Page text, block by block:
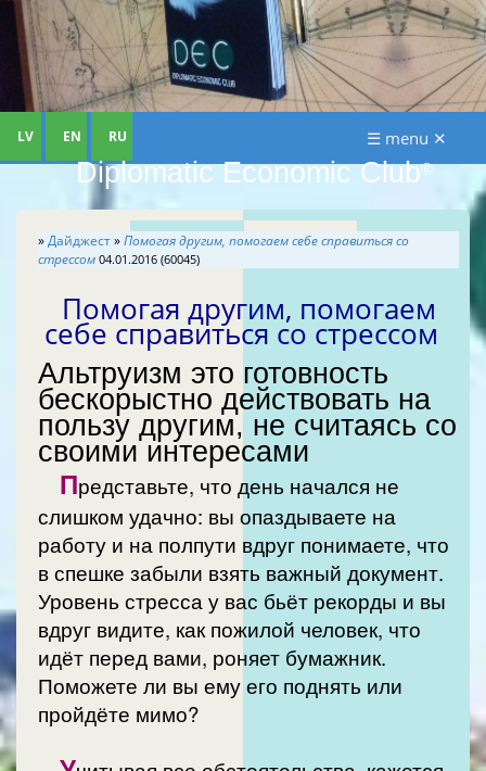
Diplomatic Economic Club®
LV EN RU ☰ menu ✕
»Дайджест»Помогая другим, помогаем себе справиться со
стрессом 04.01.2016 (60045)
Помогая другим, помогаем
себе справиться со стрессом
Альтруизм это готовность
бескорыстно действовать на
пользу другим, не считаясь со
своими интересами
Представьте, что день начался не
слишком удачно: вы опаздываете на
работу и на полпути вдруг понимаете, что
в спешке забыли взять важный документ.
Уровень стресса у вас бьёт рекорды и вы
вдруг видите, как пожилой человек, что
идёт перед вами, роняет бумажник.
Поможете ли вы ему его поднять или
пройдёте мимо?